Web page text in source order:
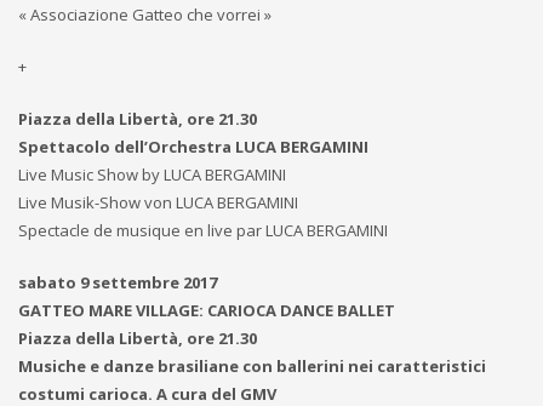
« Associazione Gatteo che vorrei »
+
Piazza della Libertà, ore 21.30
Spettacolo dell’Orchestra LUCA BERGAMINI
Live Music Show by LUCA BERGAMINI
Live Musik-Show von LUCA BERGAMINI
Spectacle de musique en live par LUCA BERGAMINI
sabato 9 settembre 2017
GATTEO MARE VILLAGE: CARIOCA DANCE BALLET
Piazza della Libertà, ore 21.30
Musiche e danze brasiliane con ballerini nei caratteristici
costumi carioca. A cura del GMV